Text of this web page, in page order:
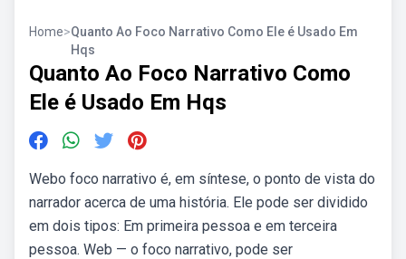
Home>Quanto Ao Foco Narrativo Como Ele é Usado Em
Hqs
Quanto Ao Foco Narrativo Como
Ele é Usado Em Hqs
Webo foco narrativo é, em síntese, o ponto de vista do
narrador acerca de uma história. Ele pode ser dividido
em dois tipos: Em primeira pessoa e em terceira
pessoa. Web — o foco narrativo, pode ser